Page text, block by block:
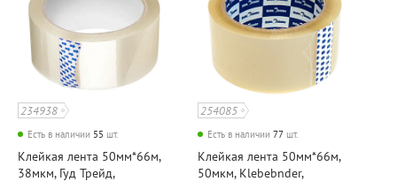
234938
Есть в наличии 55 шт.
Клейкая лента 50мм*66м,
38мкм, Гуд Трейд,
254085
Есть в наличии 77 шт.
Клейкая лента 50мм*66м,
50мкм, Klebebnder,